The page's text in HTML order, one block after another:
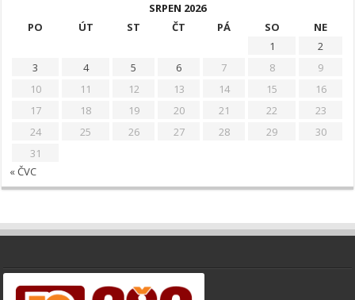
SRPEN 2026
PO
ÚT ST ČT PÁ SO
NE
1
2
3
4 5 6 7 8
9
10
11 12 13 14 15
16
17
18 19 20 21 22
23
24
25 26 27 28 29
30
31
« ČVC